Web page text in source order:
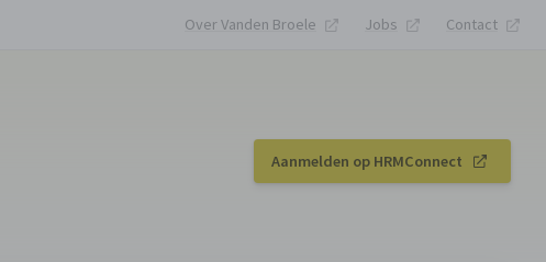
Over Vanden Broele Jobs Contact
Aanmelden op HRMConnect